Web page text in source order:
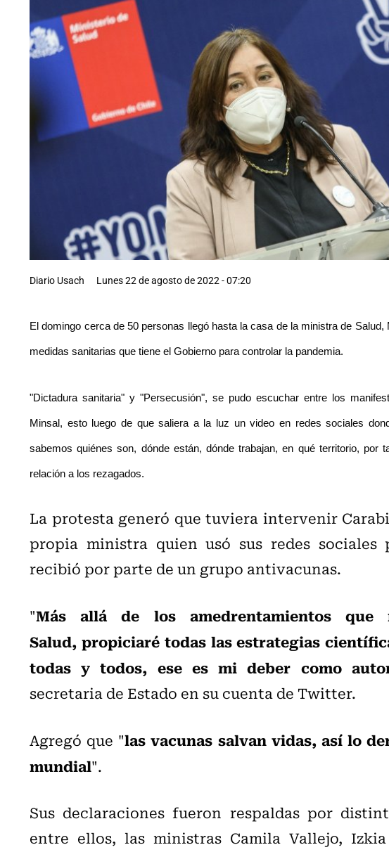
Diario Usach Lunes 22 de agosto de 2022 - 07:20
El domingo cerca de 50 personas llegó hasta la casa de la ministra de Salud,
medidas sanitarias que tiene el Gobierno para controlar la pandemia.
"Dictadura sanitaria" y "Persecusión", se pudo escuchar entre los
Minsal, esto luego de que saliera a la luz un video en redes sociales
sabemos quiénes son, dónde están, dónde trabajan, en qué territorio, por
relación a los rezagados.
La protesta generó que tuviera intervenir
propia ministra quien usó sus redes
recibió por parte de un grupo antivacunas.
"Más allá de los amedrentamientos
Salud, propiciaré todas las estrategias
todas y todos, ese es mi deber como
secretaria de Estado en su cuenta de Twitter.
Agregó que "las vacunas salvan vidas, así lo
mundial".
Sus declaraciones fueron respaldas por
entre ellos, las ministras Camila Vallejo,